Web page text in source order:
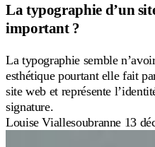
La typographie d’un
important ?
La typographie semble
esthétique pourtant elle fait
site web et représente
signature.
Louise Viallesoubranne 13